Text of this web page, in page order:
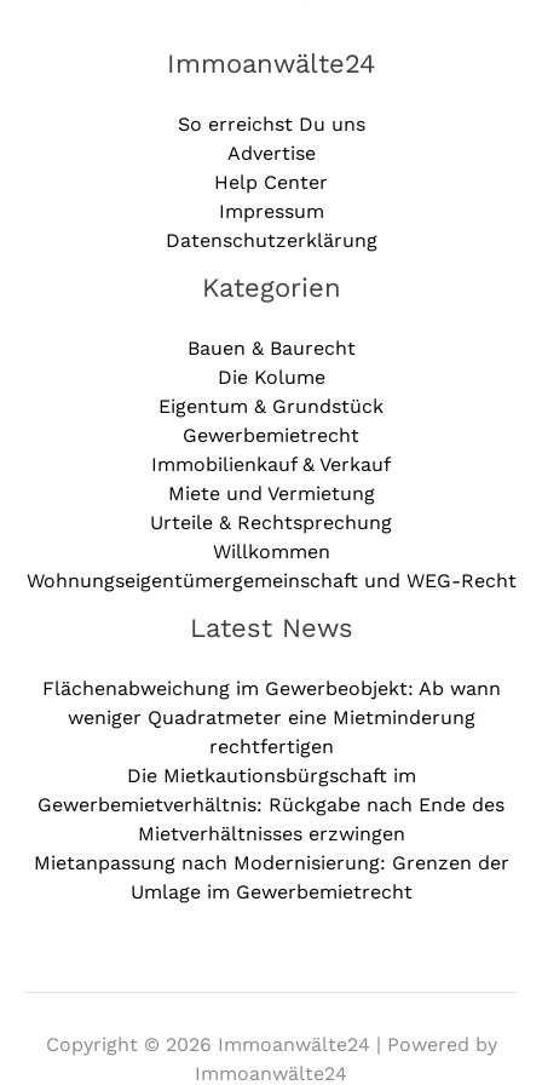
Immoanwälte24
So erreichst Du uns
Advertise
Help Center
Impressum
Datenschutzerklärung
Kategorien
Bauen & Baurecht
Die Kolume
Eigentum & Grundstück
Gewerbemietrecht
Immobilienkauf & Verkauf
Miete und Vermietung
Urteile & Rechtsprechung
Willkommen
Wohnungseigentümergemeinschaft und WEG-Recht
Latest News
Flächenabweichung im Gewerbeobjekt: Ab wann
weniger Quadratmeter eine Mietminderung
rechtfertigen
Die Mietkautionsbürgschaft im
Gewerbemietverhältnis: Rückgabe nach Ende des
Mietverhältnisses erzwingen
Mietanpassung nach Modernisierung: Grenzen der
Umlage im Gewerbemietrecht
Copyright © 2026 Immoanwälte24 | Powered by
Immoanwälte24